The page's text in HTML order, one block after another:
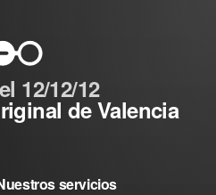
12/12/12
de Valencia
servicios